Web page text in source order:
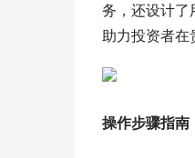
务，还设计了
助力投资者在
操作步骤指南